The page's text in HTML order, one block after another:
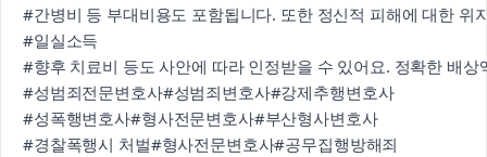
#간병비 등 부대비용도 포함됩니다. 또한 정신적 피해에 대한 위
#일실소득
#향후 치료비 등도 사안에 따라 인정받을 수 있어요. 정확한 배
#성범죄전문변호사#성범죄변호사#강제추행변호사
#성폭행변호사#형사전문변호사#부산형사변호사
#경찰폭행시 처벌#형사전문변호사#공무집행방해죄